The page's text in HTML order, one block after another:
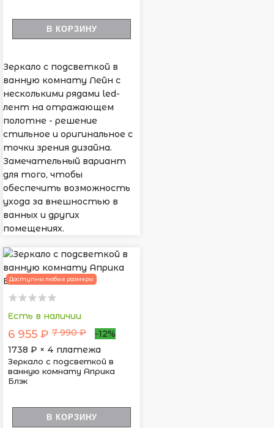
В КОРЗИНУ
Зеркало с подсветкой в
ванную комнату Лейн с
несколькими рядами led-
лент на отражающем
полотне - решение
стильное и оригинальное с
точки зрения дизайна.
Замечательный вариант
для того, чтобы
обеспечить возможность
ухода за внешностью в
ванных и других
помещениях.
Доступны любые размеры
Есть в наличии
6 955 ₽ 7 990 ₽
-12%
1738 ₽ × 4 платежа
Зеркало с подсветкой в
ванную комнату Априка
Блэк
В КОРЗИНУ